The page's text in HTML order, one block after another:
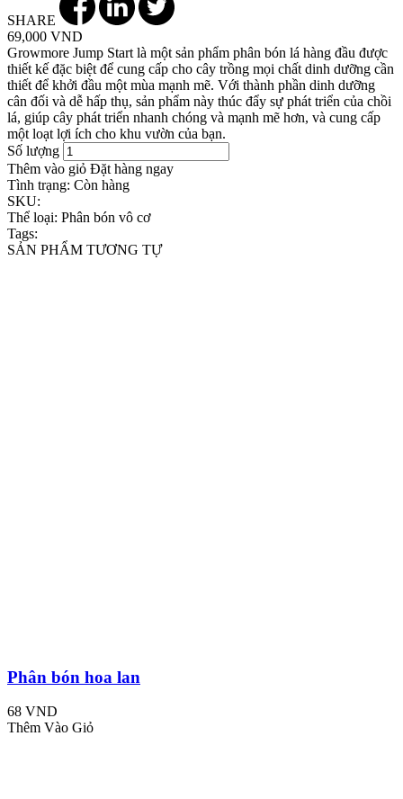
SHARE
69,000 VND
Growmore Jump Start là một sản phẩm phân bón lá hàng đầu được
thiết kế đặc biệt để cung cấp cho cây trồng mọi chất dinh dưỡng cần
thiết để khởi đầu một mùa mạnh mẽ. Với thành phần dinh dưỡng
cân đối và dễ hấp thụ, sản phẩm này thúc đẩy sự phát triển của chồi
lá, giúp cây phát triển nhanh chóng và mạnh mẽ hơn, và cung cấp
một loạt lợi ích cho khu vườn của bạn.
Số lượng
Thêm vào giỏ Đặt hàng ngay
Tình trạng: Còn hàng
SKU:
Thể loại: Phân bón vô cơ
Tags:
SẢN PHẨM TƯƠNG TỰ
Phân bón hoa lan
68 VND
Thêm Vào Giỏ